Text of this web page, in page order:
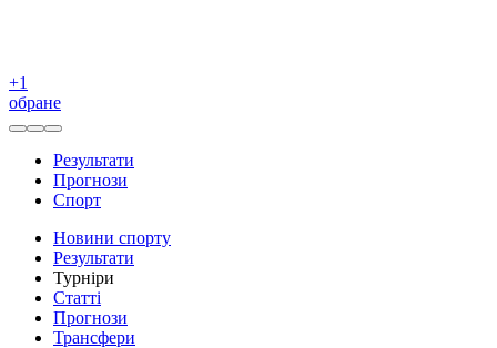
+1
обране
Результати
Прогнози
Спорт
Новини спорту
Результати
Турніри
Статті
Прогнози
Трансфери